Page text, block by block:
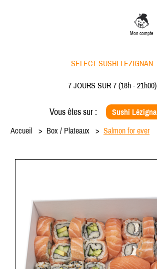
Mon compte
SELECT SUSHI LEZIGNAN
7 JOURS SUR 7(18h - 21h00)
Vous êtes sur :
Accueil Box / Plateaux Salmon for ever